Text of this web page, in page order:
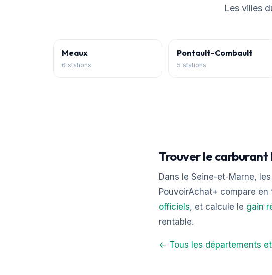
Les villes
Meaux
6 stations
Pontault-Combault
5 stations
Trouver le
Dans le Seine-et-Marne,
PouvoirAchat+ compare
officiels, et calcule le gain
rentable.
← Tous les départements